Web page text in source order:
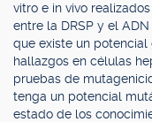
vitro e in vivo
entre la DRSP y el
que existe un potencial
hallazgos en células
pruebas de
tenga un potencial
estado de los